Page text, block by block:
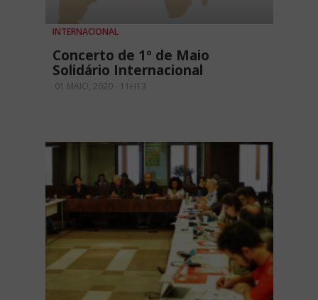
INTERNACIONAL
Concerto de 1º de Maio
Solidário Internacional
01 MAIO, 2020 - 11H13